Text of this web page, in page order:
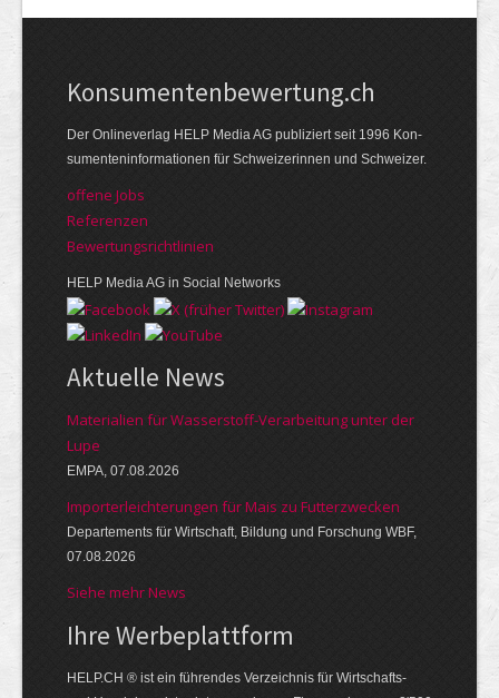
Kon­su­menten­be­wer­tung.ch
Der Online­verlag HELP Media AG publi­ziert seit 1996 Kon­
su­menten­infor­mationen für Schwei­zerinnen und Schweizer.
offene Jobs
Referenzen
Bewer­tungs­richt­linien
HELP Media AG in Social Networks
Aktuelle News
Materialien für Wasserstoff-Verarbeitung unter der
Lupe
EMPA, 07.08.2026
Importerleichterungen für Mais zu Futterzwecken
Departements für Wirtschaft, Bildung und Forschung WBF,
07.08.2026
Siehe mehr News
Ihre Werbe­platt­form
HELP.CH ® ist ein führendes Ver­zeich­nis für Wirt­schafts-